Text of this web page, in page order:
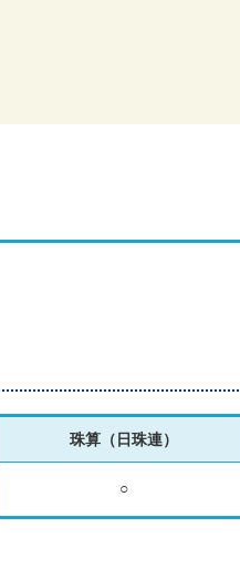
珠算（日珠連）
○